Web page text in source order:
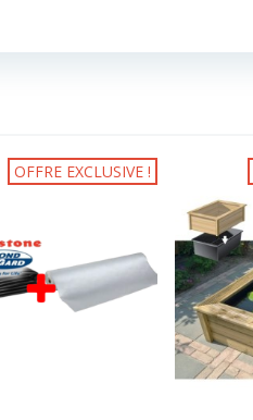
OFFRE EXCLUSIVE !